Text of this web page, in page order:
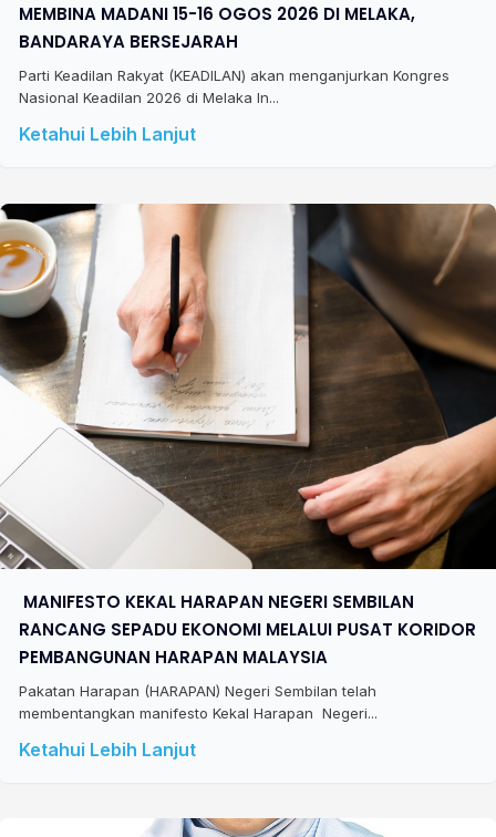
MEMBINA MADANI 15-16 OGOS 2026 DI MELAKA,
BANDARAYA BERSEJARAH
Parti Keadilan Rakyat (KEADILAN) akan menganjurkan Kongres
Nasional Keadilan 2026 di Melaka In...
Ketahui Lebih Lanjut
​ MANIFESTO KEKAL HARAPAN NEGERI SEMBILAN
RANCANG SEPADU EKONOMI MELALUI PUSAT KORIDOR
PEMBANGUNAN HARAPAN MALAYSIA
Pakatan Harapan (HARAPAN) Negeri Sembilan telah
membentangkan manifesto Kekal Harapan Negeri...
Ketahui Lebih Lanjut